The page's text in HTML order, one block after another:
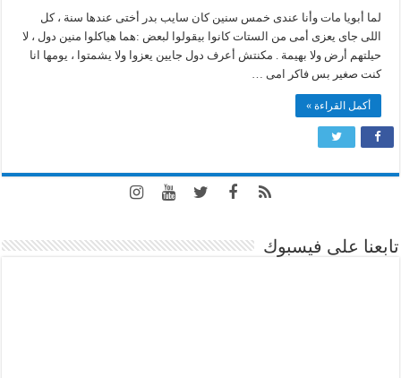
واقعية
عندما
أبي
!!
مغلقة
لما أبويا مات وأنا عندى خمس سنين كان سايب بدر أختى عندها سنة ، كل
اللى جاى يعزى أمى من الستات كانوا بيقولوا لبعض :هما هياكلوا منين دول ، لا
حيلتهم أرض ولا بهيمة . مكنتش أعرف دول جايين يعزوا ولا يشمتوا ، يومها انا
كنت صغير بس فاكر امى …
أكمل القراءة »
تابعنا على فيسبوك